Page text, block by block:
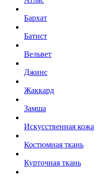
Бархат
Батист
Вельвет
Джинс
Жаккард
Замша
Искусственная кожа
Костюмная ткань
Курточная ткань